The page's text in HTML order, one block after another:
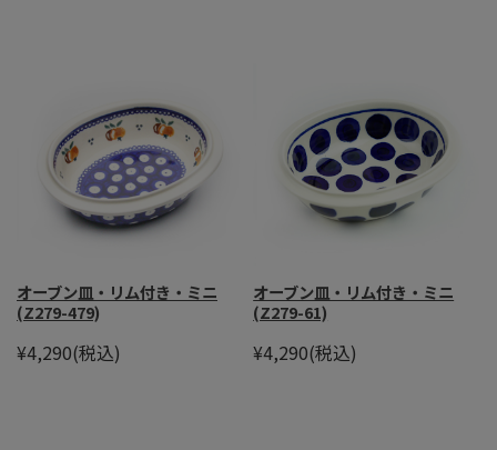
オーブン皿・リム付き・ミニ
(Z279-479)
¥4,290(税込)
オーブン皿・リム付き・ミニ
(Z279-61)
¥4,290(税込)